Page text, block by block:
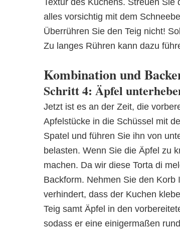
alles vorsichtig mit dem
Überrühren Sie den Teig nicht!
Zu langes Rühren kann dazu
Kombination und
Schritt 4: Äpfel
Jetzt ist es an der Zeit, die
Apfelstücke in die Schüssel mit
Spatel und führen Sie ihn von
belasten. Wenn Sie die Äpfel zu
machen. Da wir diese Torta di
Backform. Nehmen Sie den
verhindert, dass der Kuchen
Teig samt Äpfel in den
sodass er eine einigermaßen